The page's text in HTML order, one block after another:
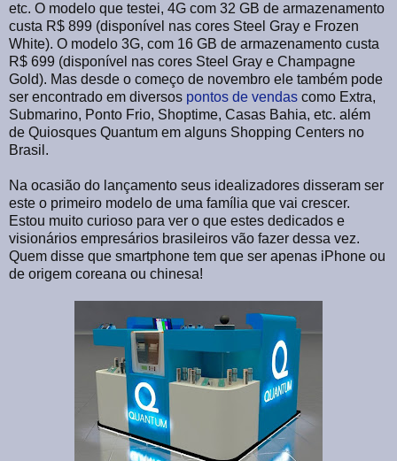
etc. O modelo que testei, 4G com 32 GB de armazenamento
custa R$ 899 (disponível nas cores Steel Gray e Frozen
White). O modelo 3G, com 16 GB de armazenamento custa
R$ 699 (disponível nas cores Steel Gray e Champagne
Gold). Mas desde o começo de novembro ele também pode
ser encontrado em diversos pontos de vendas como Extra,
Submarino, Ponto Frio, Shoptime, Casas Bahia, etc. além
de Quiosques Quantum em alguns Shopping Centers no
Brasil.
Na ocasião do lançamento seus idealizadores disseram ser
este o primeiro modelo de uma família que vai crescer.
Estou muito curioso para ver o que estes dedicados e
visionários empresários brasileiros vão fazer dessa vez.
Quem disse que smartphone tem que ser apenas iPhone ou
de origem coreana ou chinesa!